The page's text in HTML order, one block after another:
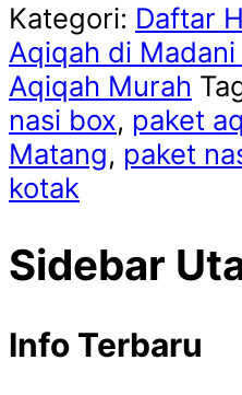
Kategori: Daftar
Aqiqah di
Aqiqah Murah
nasi box, paket
Matang, paket
kotak
Sidebar
Info Terbaru